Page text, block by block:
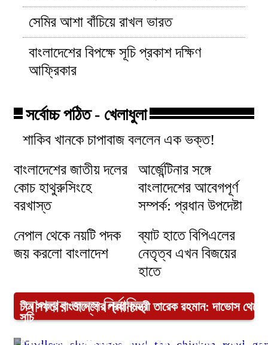
সেমির আশা বাঁচিয়ে রাখল ভারত
বাংলাদেশের বিপক্ষে সূচি প্রকাশ দক্ষিণ
আফ্রিকার
সর্বোচ্চ পঠিত - খেলাধুলা
শাকিব খানকে চাপাবাজ বললেন এক ভক্ত!
বাংলাদেশের জাতীয় দলের
কোচ হাথুরুসিংহে
বরখাস্ত
আর্জেন্টিনার সঙ্গে
বাংলাদেশের আবেগপূর্ণ
সম্পর্ক: প্রধান উপদেষ্টা
নেপাল থেকে নয়টি পদক
জয় করলো বাংলাদেশ
ব্যাট হাতে বিপিএলের
নেতৃত্ব এখন বিজয়ের
হাতে
আপনার জন্য নির্বাচিত
চীন সফরে বাংলাদেশের প্রধানমন্ত্রী তারেক রহমান: দাভোস
সূচি